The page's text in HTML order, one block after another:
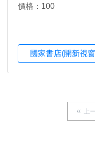
價格：100
國家書店(開新視
上